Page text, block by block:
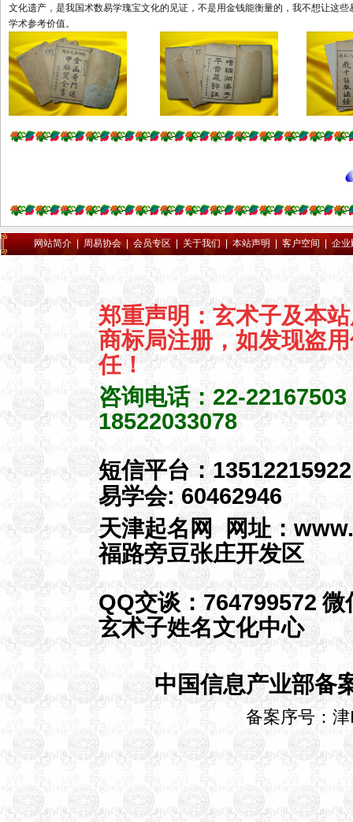
禹州市长葛市漯河市义马市灵
宝市南阳市邓州市商丘市永城
市信阳市周口市项城市济源市
三门峡市平顶山市驻马店市湖
北省武汉市黄石市大冶市十堰
市荆州市洪湖市石首市松滋市
宜昌市宜都市当阳市枝江市襄
咸宁市赤壁市随州市广水市仙
桃市天门市潜江市恩施市利川
丹江口市老河口市神农架林区
陵市湘潭市湘乡市韶山市衡阳
市耒阳市常宁市邵阳市武冈市
岳阳市临湘市汨罗市常德市津
市市益阳市沅江市郴州市资兴
市永州市怀化市洪江市娄底市
涟源市吉首市冷水江市张家界
市广东省广州市从化市增城市
深圳市珠海市汕头市韶关市乐
市开平市鹤山市恩平市湛江市
廉江市雷州市吴川市茂名市高
州市化州市信宜市肇庆市高要
市四会市惠州市梅州市兴宁市
汕尾市陆丰市河源市阳江市阳
春市清远市英德市连州市东莞
市中山市潮州市揭阳市普宁市
云浮市罗定市广西壮族自治区
南宁市柳州市桂林市梧州市岑
溪市北海市东兴市钦州市贵港
贺州市河池市宜州市来宾市合
山市崇左市凭祥市防城港市海
市万宁市东方市三亚市五指山
市重庆市渝中区江北区南岸区
南区万州区涪陵区黔江区长寿
区九龙坡区大渡口区沙坪坝区
文化遗产，是我国术数易学瑰宝文化的见证，不是用金钱能衡量的，我不想让这
学术参考价值。
网站简介|周易协会| 会员专区|关于我们 |本站声明|客户空间|企业
郑重声明：玄术子及本
商标局注册，如发现盗
任！
咨询电话：22-
18522033078
短信平台：13512215922
易学会: 60462946
天津起名网 网址：
福路旁豆张庄开发区
QQ交谈： 764799572 微
玄术子姓名文化中心
中国信息产业部备
备案序号：